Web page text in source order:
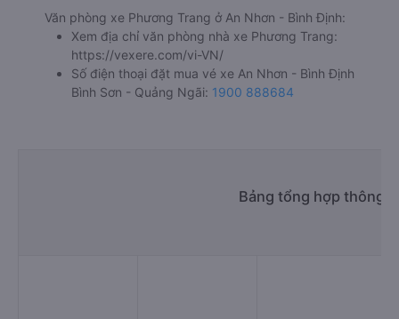
Văn phòng xe Phương Trang ở An Nhơn - Bình Định:
Xem địa chỉ văn phòng nhà xe Phương Trang:
https://vexere.com/vi-VN/
Số điện thoại đặt mua vé xe An Nhơn - Bình Định
Bình Sơn - Quảng Ngãi: 1900 888684
Bảng tổng hợp thông